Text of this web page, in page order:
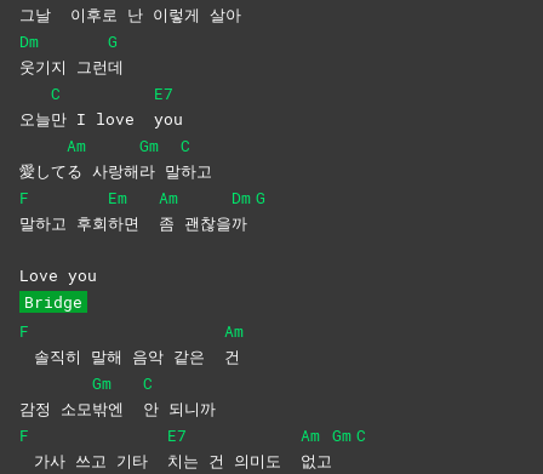
그날 이후로 난 이렇게 살아
Dm
웃기지 그런
G
데
오늘
C
만 I love
E7
you
愛して
Am
る 사랑해
Gm
라 말
C
하고
F
말하고 후회
Em
하면
Am
좀 괜찮을
Dm
까
G
Love you
Bridge
F
솔직히 말해 음악 같은
Am
건
감정 소모
Gm
밖엔
C
안 되니까
F
가사 쓰고 기타
E7
치는 건 의미도
Am
없고
Gm C